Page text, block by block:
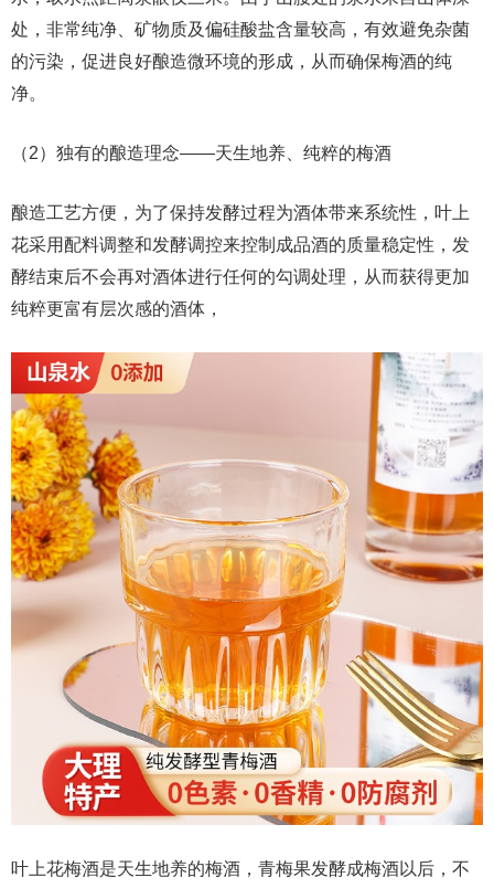
处，非常纯净、矿物质及偏硅酸盐含量较高，有效避免杂菌
的污染，促进良好酿造微环境的形成，从而确保梅酒的纯
净。
（2）独有的酿造理念——天生地养、纯粹的梅酒
酿造工艺方便，为了保持发酵过程为酒体带来系统性，叶上
花采用配料调整和发酵调控来控制成品酒的质量稳定性，发
酵结束后不会再对酒体进行任何的勾调处理，从而获得更加
纯粹更富有层次感的酒体，
叶上花梅酒是天生地养的梅酒，青梅果发酵成梅酒以后，不